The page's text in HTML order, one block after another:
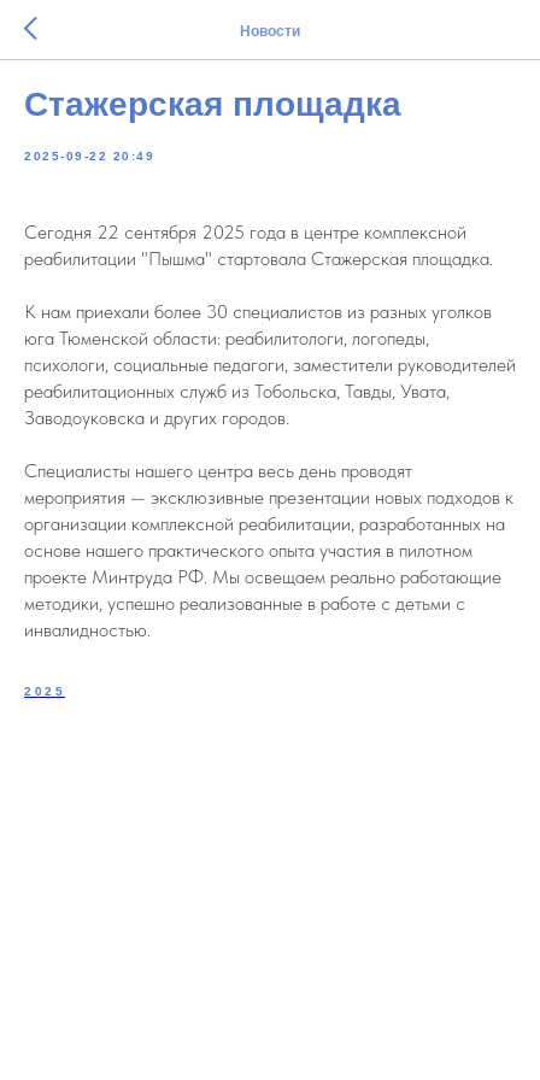
Новости
Стажерская площадка
2025-09-22 20:49
Сегодня 22 сентября 2025 года в центре комплексной
реабилитации "Пышма" стартовала Стажерская площадка.
К нам приехали более 30 специалистов из разных уголков
юга Тюменской области: реабилитологи, логопеды,
психологи, социальные педагоги, заместители руководителей
реабилитационных служб из Тобольска, Тавды, Увата,
Заводоуковска и других городов.
Специалисты нашего центра весь день проводят
мероприятия — эксклюзивные презентации новых подходов к
организации комплексной реабилитации, разработанных на
основе нашего практического опыта участия в пилотном
проекте Минтруда РФ. Мы освещаем реально работающие
методики, успешно реализованные в работе с детьми с
инвалидностью.
2025